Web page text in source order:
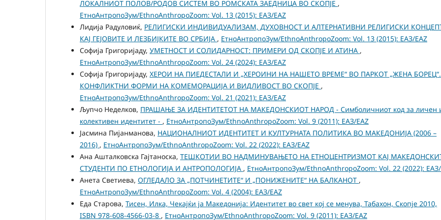
ЛОКАЛНИОТ ПОЛОВ/РОДОВ СИСТЕМ ВО РОМСКАТА ЗАЕДНИЦА ВО СКОПЈЕ ,
ЕтноАнтропоЗум/EthnoAnthropoZoom: Vol. 13 (2015): ЕАЗ/EAZ
Лидија Радуловиќ, РЕЛИГИСКИ ИНДИВИДУАЛИЗАМ, ДУХОВНОСТ И АЛТЕРНАТИВНИ РЕЛИГИСКИ
КАЈ ГЕЈОВИТЕ И ЛЕЗБИЈКИТЕ ВО СРБИЈА , ЕтноАнтропоЗум/EthnoAnthropoZoom: Vol. 13 (2015): ЕАЗ/EAZ
Софија Григоријаду, УМЕТНОСТ И СОЛИДАРНОСТ: ПРИМЕРИ ОД СКОПЈЕ И АТИНА ,
ЕтноАнтропоЗум/EthnoAnthropoZoom: Vol. 24 (2024): ЕАЗ/EAZ
Софија Григоријаду, ХЕРОИ НА ПИЕДЕСТАЛИ И „ХЕРОИНИ НА НАШЕТО ВРЕМЕ“ ВО ПАРКОТ „ЖЕНА БОРЕЦ“.
КОНФЛИКТНИ ФОРМИ НА КОМЕМОРАЦИЈА И ВИДЛИВОСТ ВО СКОПЈЕ ,
ЕтноАнтропоЗум/EthnoAnthropoZoom: Vol. 21 (2021): ЕАЗ/EAZ
Љупчо Неделков, ПРАШАЊЕ ЗА ИДЕНТИТЕТОТ НА МАКЕДОНСКИОТ НАРОД - Симболичниот код за личен
колективен идентитет - , ЕтноАнтропоЗум/EthnoAnthropoZoom: Vol. 9 (2011): ЕАЗ/EAZ
Јасмина Пијанманова, НАЦИОНАЛНИОТ ИДЕНТИТЕТ И КУЛТУРНАТА ПОЛИТИКА ВО МАКЕДОНИЈА (2006 –
2016) , ЕтноАнтропоЗум/EthnoAnthropoZoom: Vol. 22 (2022): ЕАЗ/EAZ
Ана Ашталковска Гајтаноска, ТЕШКОТИИ ВО НАДМИНУВАЊЕТО НА ЕТНОЦЕНТРИЗМОТ КАЈ
СТУДЕНТИ ПО ЕТНОЛОГИЈА И АНТРОПОЛОГИЈА , ЕтноАнтропоЗум/EthnoAnthropoZoom: Vol. 22 (2022):
Анета Светиева, ОГЛЕДАЛО ЗА „ПОТЧИНЕТИТЕ“ И „ПОНИЖЕНИТЕ“ НА БАЛКАНОТ ,
ЕтноАнтропоЗум/EthnoAnthropoZoom: Vol. 4 (2004): ЕАЗ/EAZ
Еда Старова, Тисен, Илка, Чекајќи ја Македонија: Идентитет во свет кој се менува, Табахон, Скопје 2010,
ISBN 978-608-4566-03-8 , ЕтноАнтропоЗум/EthnoAnthropoZoom: Vol. 9 (2011): ЕАЗ/EAZ